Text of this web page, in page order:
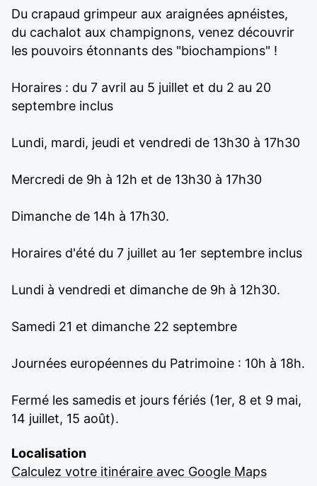
Du crapaud grimpeur aux araignées apnéistes,
du cachalot aux champignons, venez découvrir
les pouvoirs étonnants des "biochampions" !
Horaires : du 7 avril au 5 juillet et du 2 au 20
septembre inclus
Lundi, mardi, jeudi et vendredi de 13h30 à 17h30
Mercredi de 9h à 12h et de 13h30 à 17h30
Dimanche de 14h à 17h30.
Horaires d'été du 7 juillet au 1er septembre inclus
Lundi à vendredi et dimanche de 9h à 12h30.
Samedi 21 et dimanche 22 septembre
Journées européennes du Patrimoine : 10h à 18h.
Fermé les samedis et jours fériés (1er, 8 et 9 mai,
14 juillet, 15 août).
Localisation
Calculez votre itinéraire avec Google Maps